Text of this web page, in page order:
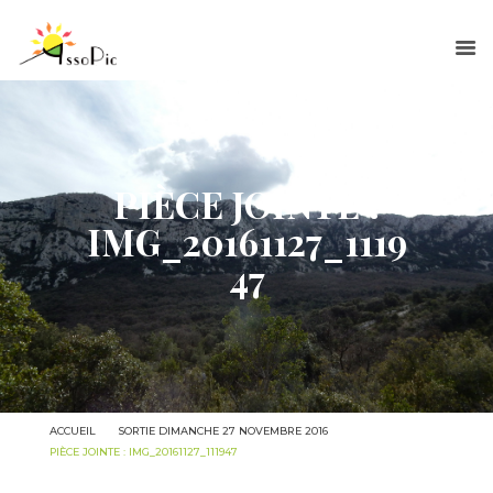
PIÈCE JOINTE :
IMG_20161127_1119
47
ACCUEIL
SORTIE DIMANCHE 27 NOVEMBRE 2016
PIÈCE JOINTE : IMG_20161127_111947
ACCUEIL
QUI SOMMES-NOUS ?
NOS ACTIONS
ACTUALITÉS
RANDOS
ADHÉSION